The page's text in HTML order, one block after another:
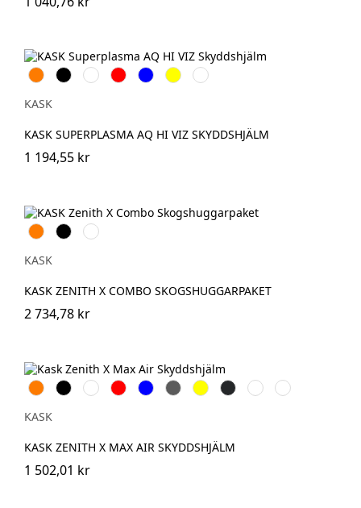
Orange
Svart Vit Röd Blå Gul
Vit\Grön
KASK
KASK SUPERPLASMA AQ HI VIZ SKYDDSHJÄLM
1 194,55 kr
Orange
Svart HvGul
KASK
KASK ZENITH X COMBO SKOGSHUGGARPAKET
2 734,78 kr
Orange
Svart Vit Röd Blå Grå Gul Antracit
Grön Rosa
KASK
KASK ZENITH X MAX AIR SKYDDSHJÄLM
1 502,01 kr